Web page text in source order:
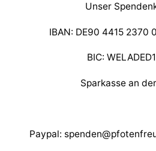
Unser
IBAN: DE90 4415 2370
BIC:
Sparkasse an
Paypal: